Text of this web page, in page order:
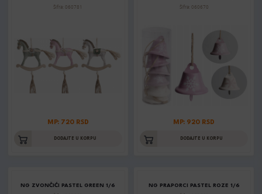
Šifra: 060781
MP: 720 RSD
DODAJTE U KORPU
Šifra: 060670
MP: 920 RSD
DODAJTE U KORPU
NG ZVONČIĆI PASTEL GREEN 1/6 NG PRAPORCI PASTEL ROZE 1/6